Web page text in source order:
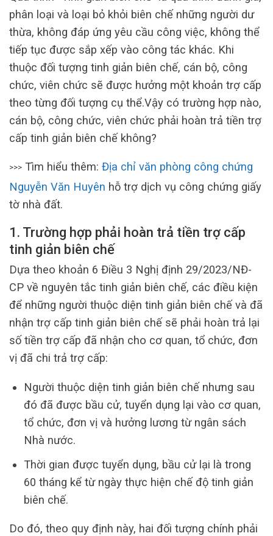
phân loại và loại bỏ khỏi biên chế những người dư
thừa, không đáp ứng yêu cầu công việc, không thể
tiếp tục được sắp xếp vào công tác khác. Khi
thuộc đối tượng tinh giản biên chế, cán bộ, công
chức, viên chức sẽ được hưởng một khoản trợ cấp
theo từng đối tượng cụ thể.Vậy có trường hợp nào,
cán bộ, công chức, viên chức phải hoàn trả tiền trợ
cấp tinh giản biên chế không?
>>> Tìm hiểu thêm: Địa chỉ văn phòng công chứng
Nguyễn Văn Huyên hỗ trợ dịch vụ công chứng giấy
tờ nhà đất.
1. Trường hợp phải hoàn trả tiền trợ cấp
tinh giản biên chế
Dựa theo khoản 6 Điều 3 Nghị định 29/2023/NĐ-
CP về nguyên tắc tinh giản biên chế, các điều kiện
để những người thuộc diện tinh giản biên chế và đã
nhận trợ cấp tinh giản biên chế sẽ phải hoàn trả lại
số tiền trợ cấp đã nhận cho cơ quan, tổ chức, đơn
vị đã chi trả trợ cấp:
Người thuộc diện tinh giản biên chế nhưng sau
đó đã được bầu cử, tuyển dụng lại vào cơ quan,
tổ chức, đơn vị và hưởng lương từ ngân sách
Nhà nước.
Thời gian được tuyển dụng, bầu cử lại là trong
60 tháng kể từ ngày thực hiện chế độ tinh giản
biên chế.
Do đó, theo quy định này, hai đối tượng chính phải